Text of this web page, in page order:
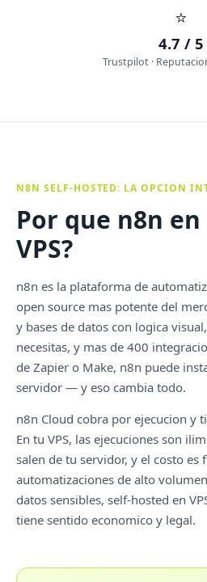
⭐
4.7 / 5
Trustpilot ·
N8N SELF-HOSTED: LA OPCION
Por que n8n
VPS?
n8n es la plataforma de
open source mas potente del
y bases de datos con logica
necesitas, y mas de 400
de Zapier o Make, n8n puede
servidor — y eso cambia todo.
n8n Cloud cobra por ejecucion y
En tu VPS, las ejecuciones son
salen de tu servidor, y el costo es
automatizaciones de alto
datos sensibles, self-hosted en
tiene sentido economico y legal.